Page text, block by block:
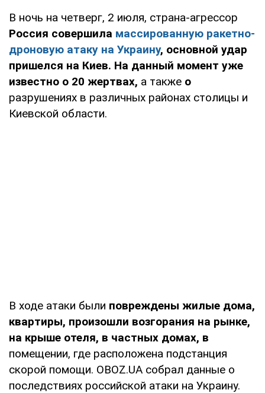
В ночь на четверг, 2 июля, страна-агрессор
Россия совершила массированную ракетно-
дроновую атаку на Украину, основной удар
пришелся на Киев. На данный момент уже
известно о 20 жертвах, а также о
разрушениях в различных районах столицы и
Киевской области.
В ходе атаки были повреждены жилые дома,
квартиры, произошли возгорания на рынке,
на крыше отеля, в частных домах, в
помещении, где расположена подстанция
скорой помощи. OBOZ.UA собрал данные о
последствиях российской атаки на Украину.